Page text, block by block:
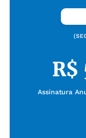
R$
Assinatura